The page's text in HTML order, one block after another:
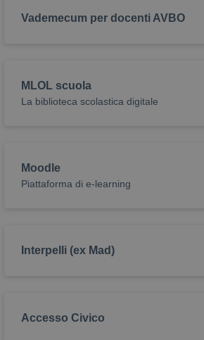
Vademecum per docenti AVBO
MLOL scuola
La biblioteca scolastica digitale
Moodle
Piattaforma di e-learning
Interpelli (ex Mad)
Accesso Civico